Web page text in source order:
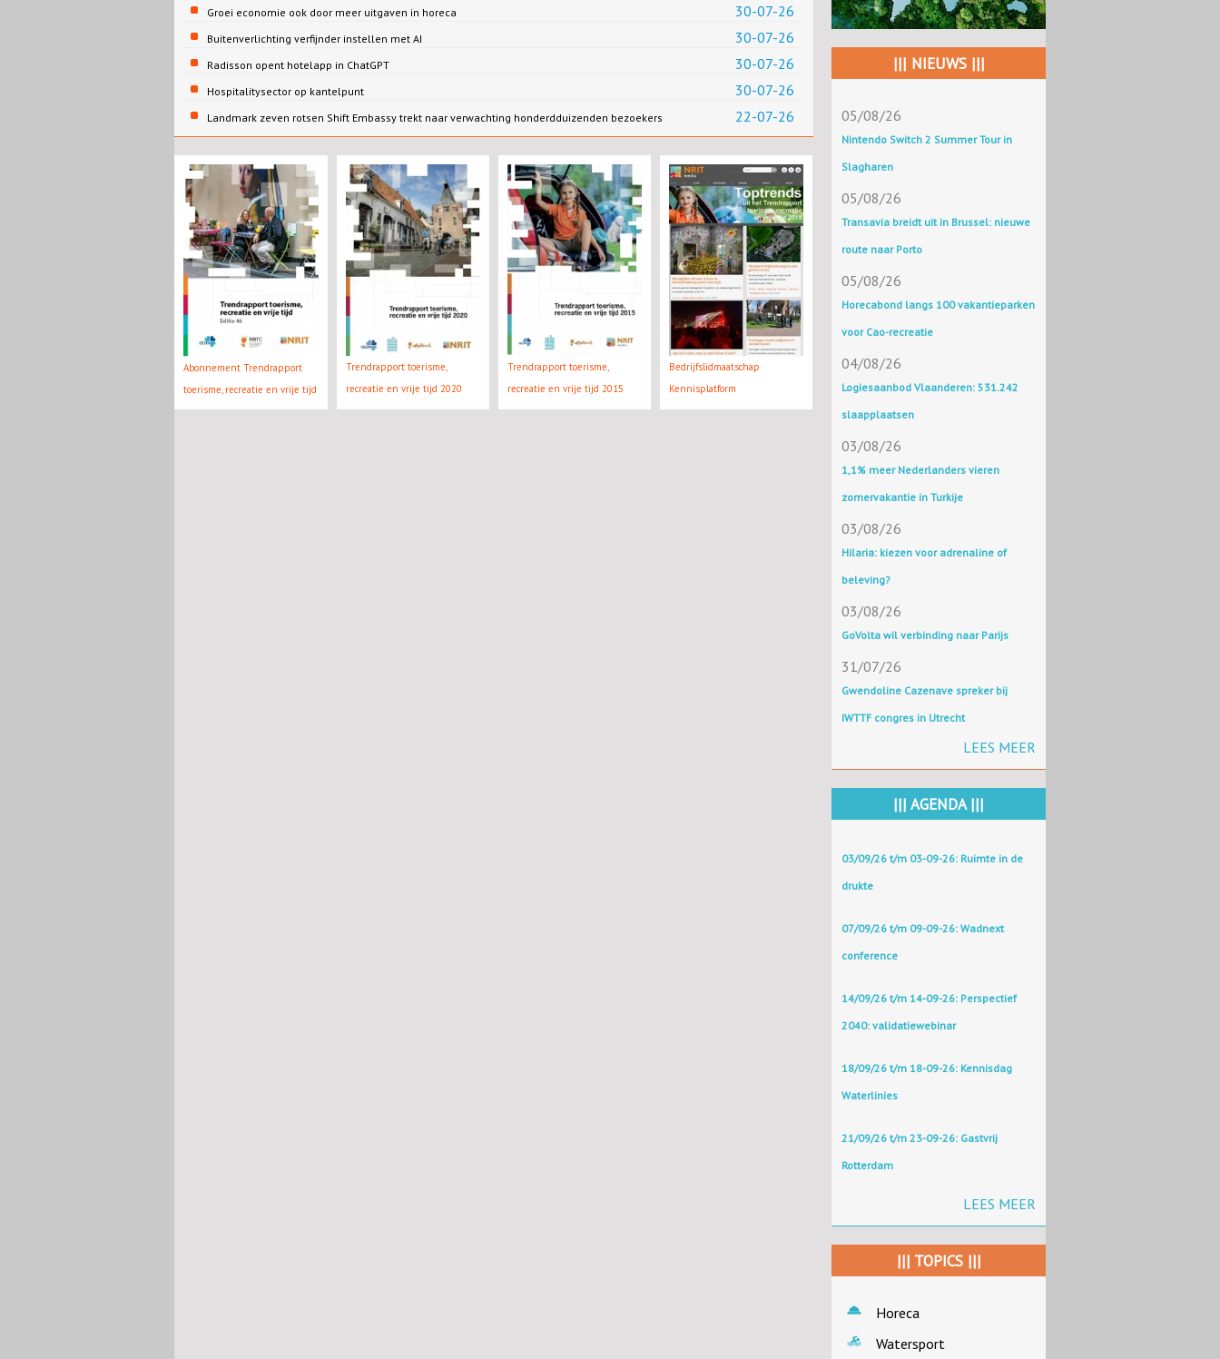
30-07-26
Groei economie ook door meer uitgaven in horeca
30-07-26
Buitenverlichting verfijnder instellen met AI
30-07-26
Radisson opent hotelapp in ChatGPT
30-07-26
Hospitalitysector op kantelpunt
22-07-26
Landmark zeven rotsen Shift Embassy trekt naar verwachting honderdduizenden bezoekers
Abonnement Trendrapport
toerisme, recreatie en vrije tijd
Trendrapport toerisme,
recreatie en vrije tijd 2020
Trendrapport toerisme,
recreatie en vrije tijd 2015
Bedrijfslidmaatschap
Kennisplatform
||| NIEUWS |||
05/08/26
Nintendo Switch 2 Summer Tour in
Slagharen
05/08/26
Transavia breidt uit in Brussel: nieuwe
route naar Porto
05/08/26
Horecabond langs 100 vakantieparken
voor Cao-recreatie
04/08/26
Logiesaanbod Vlaanderen: 531.242
slaapplaatsen
03/08/26
1,1% meer Nederlanders vieren
zomervakantie in Turkije
03/08/26
Hilaria: kiezen voor adrenaline of
beleving?
03/08/26
GoVolta wil verbinding naar Parijs
31/07/26
Gwendoline Cazenave spreker bij
IWTTF congres in Utrecht
LEES MEER
||| AGENDA |||
03/09/26 t/m 03-09-26: Ruimte in de
drukte
07/09/26 t/m 09-09-26: Wadnext
conference
14/09/26 t/m 14-09-26: Perspectief
2040: validatiewebinar
18/09/26 t/m 18-09-26: Kennisdag
Waterlinies
21/09/26 t/m 23-09-26: Gastvrij
Rotterdam
LEES MEER
||| TOPICS |||
Horeca
Watersport